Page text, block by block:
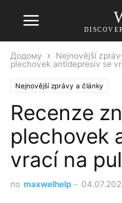
Додому Nejnovější
plechovek antidepresiv se
Nejnovější zprávy a články
Recenze
plechovek
vrací na
по maxwelhelp -